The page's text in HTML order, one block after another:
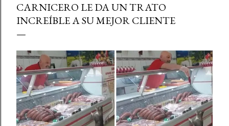
CARNICERO LE DA UN TRATO
INCREÍBLE A SU MEJOR CLIENTE